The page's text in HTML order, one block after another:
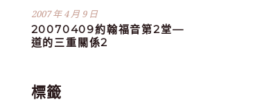
2007 年 4 月 9 日
20070409約翰福音第2堂—
道的三重關係2
標籤